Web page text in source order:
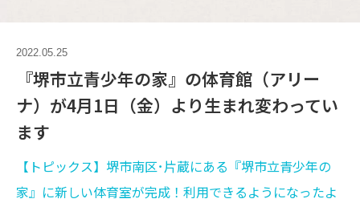
2022.05.25
『堺市立青少年の家』の体育館（アリー
ナ）が4月1日（金）より生まれ変わってい
ます
【トピックス】堺市南区･片蔵にある『堺市立青少年の
家』に新しい体育室が完成！利用できるようになったよ